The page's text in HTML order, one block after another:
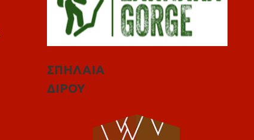
ΣΠΗΛΑΙΑ
ΔΙΡΟΥ